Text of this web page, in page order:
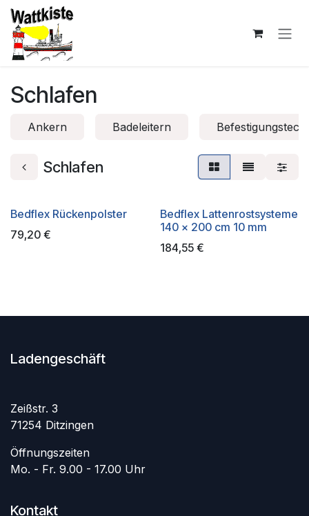
Zum Inhalt springen
Schlafen
Ankern Badeleitern
Schlafen
Bedflex Rückenpolster
79,20 €
Bedflex Lattenrostsysteme
140 x 200 cm 10 mm
184,55€
Ladengeschäft
Zeißstr. 3
71254 Ditzingen
Öffnungszeiten
Mo. - Fr. 9.00 - 17.00 Uhr
Kontakt